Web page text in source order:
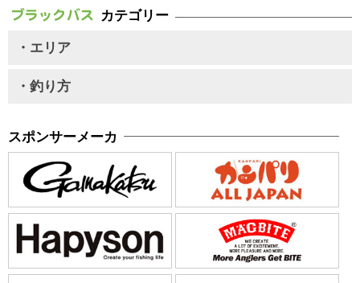
カテゴリー
・エリア
・釣り方
スポンサーメーカ